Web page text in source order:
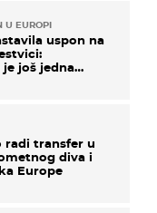
U EUROPI
uspon na
je još jedna
radi transfer u
diva i
Europe